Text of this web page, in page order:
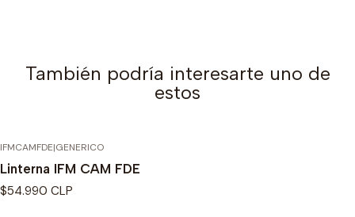
También podría interesarte uno de
estos
IFMCAMFDE|GENERICO
Linterna IFM CAM FDE
$54.990 CLP